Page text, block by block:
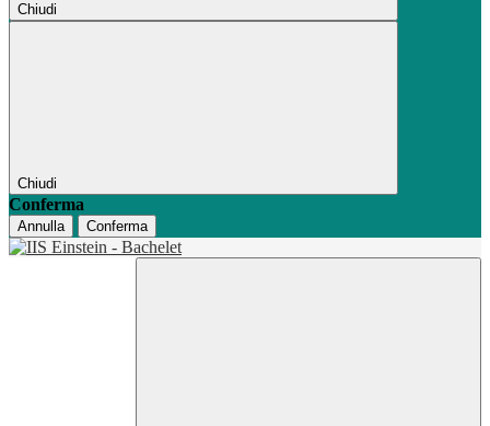
Chiudi
Chiudi
Conferma
Annulla Conferma